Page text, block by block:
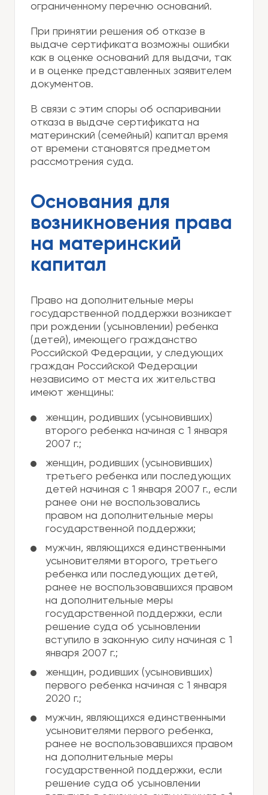
ограниченному перечню оснований.
При принятии решения об отказе в
выдаче сертификата возможны ошибки
как в оценке оснований для выдачи, так
и в оценке представленных заявителем
документов.
В связи с этим споры об оспаривании
отказа в выдаче сертификата на
материнский (семейный) капитал время
от времени становятся предметом
рассмотрения суда.
Основания для
возникновения права
на материнский
капитал
Право на дополнительные меры
государственной поддержки возникает
при рождении (усыновлении) ребенка
(детей), имеющего гражданство
Российской Федерации, у следующих
граждан Российской Федерации
независимо от места их жительства
имеют женщины:
женщин, родивших (усыновивших)
второго ребенка начиная с 1 января
2007 г.;
женщин, родивших (усыновивших)
третьего ребенка или последующих
детей начиная с 1 января 2007 г., если
ранее они не воспользовались
правом на дополнительные меры
государственной поддержки;
мужчин, являющихся единственными
усыновителями второго, третьего
ребенка или последующих детей,
ранее не воспользовавшихся правом
на дополнительные меры
государственной поддержки, если
решение суда об усыновлении
вступило в законную силу начиная с 1
января 2007 г.;
женщин, родивших (усыновивших)
первого ребенка начиная с 1 января
2020 г.;
мужчин, являющихся единственными
усыновителями первого ребенка,
ранее не воспользовавшихся правом
на дополнительные меры
государственной поддержки, если
решение суда об усыновлении